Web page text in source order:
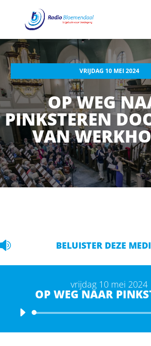
VRIJDAG 10 MEI 2024
OP WEG
PINKSTEREN
VAN
 BELUISTER DEZE
vrijdag 10 mei 2024
OP WEG NAAR
Audiospeler